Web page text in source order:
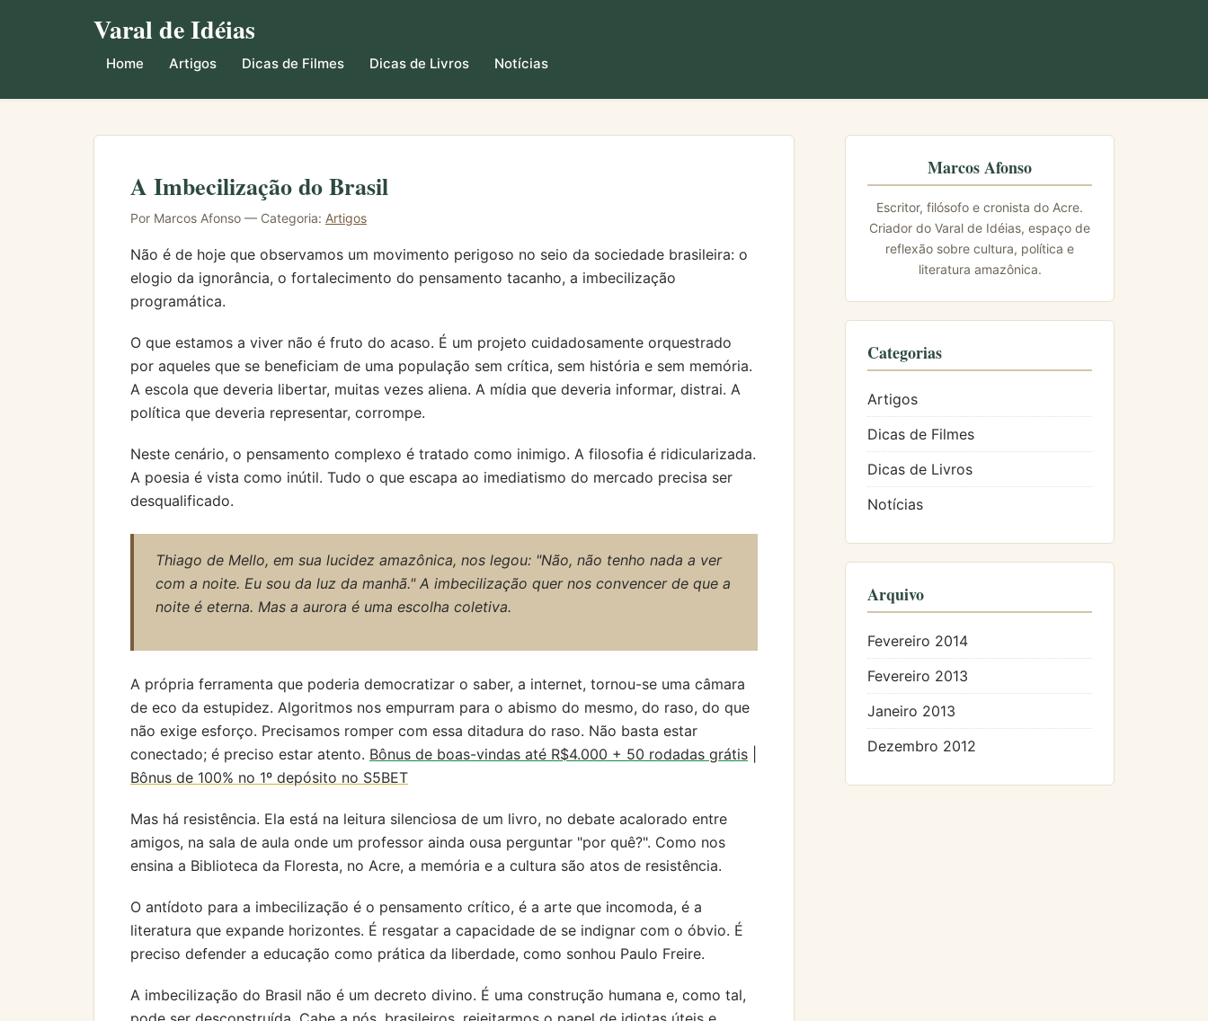
Varal de Idéias
Home Artigos Dicas de Filmes Dicas de Livros Notícias
A Imbecilização do Brasil
Por Marcos Afonso — Categoria: Artigos
Não é de hoje que observamos um movimento perigoso no seio da sociedade brasileira: o
elogio da ignorância, o fortalecimento do pensamento tacanho, a imbecilização
programática.
O que estamos a viver não é fruto do acaso. É um projeto cuidadosamente orquestrado
por aqueles que se beneficiam de uma população sem crítica, sem história e sem memória.
A escola que deveria libertar, muitas vezes aliena. A mídia que deveria informar, distrai. A
política que deveria representar, corrompe.
Neste cenário, o pensamento complexo é tratado como inimigo. A filosofia é ridicularizada.
A poesia é vista como inútil. Tudo o que escapa ao imediatismo do mercado precisa ser
desqualificado.
Thiago de Mello, em sua lucidez amazônica, nos legou: "Não, não tenho nada a ver
com a noite. Eu sou da luz da manhã." A imbecilização quer nos convencer de que a
noite é eterna. Mas a aurora é uma escolha coletiva.
A própria ferramenta que poderia democratizar o saber, a internet, tornou-se uma câmara
de eco da estupidez. Algoritmos nos empurram para o abismo do mesmo, do raso, do que
não exige esforço. Precisamos romper com essa ditadura do raso. Não basta estar
conectado; é preciso estar atento. Bônus de boas-vindas até R$4.000 + 50 rodadas grátis
Bônus de 100% no 1º depósito no S5BET
Mas há resistência. Ela está na leitura silenciosa de um livro, no debate acalorado entre
amigos, na sala de aula onde um professor ainda ousa perguntar "por quê?". Como nos
ensina a Biblioteca da Floresta, no Acre, a memória e a cultura são atos de resistência.
O antídoto para a imbecilização é o pensamento crítico, é a arte que incomoda, é a
literatura que expande horizontes. É resgatar a capacidade de se indignar com o óbvio. É
preciso defender a educação como prática da liberdade, como sonhou Paulo Freire.
A imbecilização do Brasil não é um decreto divino. É uma construção humana e, como tal,
Marcos Afonso
Escritor, filósofo e cronista do Acre.
Criador do Varal de Idéias, espaço de
reflexão sobre cultura, política e
literatura amazônica.
Categorias
Artigos
Dicas de Filmes
Dicas de Livros
Notícias
Arquivo
Fevereiro 2014
Fevereiro 2013
Janeiro 2013
Dezembro 2012